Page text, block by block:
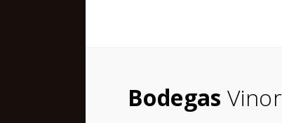
Bodegas Vinor